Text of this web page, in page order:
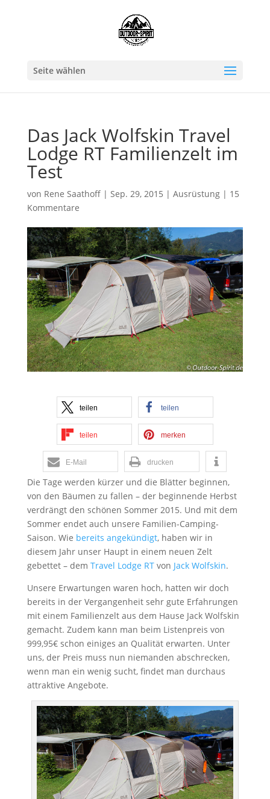
Seite wählen
Das Jack Wolfskin Travel
Lodge RT Familienzelt im
Test
von Rene Saathoff| Sep. 29, 2015 | Ausrüstung| 15
Kommentare
teilen teilen
teilen merken
E-Mail drucken
Die Tage werden kürzer und die Blätter beginnen,
von den Bäumen zu fallen – der beginnende Herbst
verdrängt den schönen Sommer 2015. Und mit dem
Sommer endet auch unsere Familien-Camping-
Saison. Wie bereits angekündigt, haben wir in
diesem Jahr unser Haupt in einem neuen Zelt
gebettet – dem Travel Lodge RTvon Jack Wolfskin.
Unsere Erwartungen waren hoch, hatten wir doch
bereits in der Vergangenheit sehr gute Erfahrungen
mit einem Familienzelt aus dem Hause Jack Wolfskin
gemacht. Zudem kann man beim Listenpreis von
999,95€ schon einiges an Qualität erwarten. Unter
uns, der Preis muss nun niemanden abschrecken,
wenn man ein wenig sucht, findet man durchaus
attraktive Angebote.